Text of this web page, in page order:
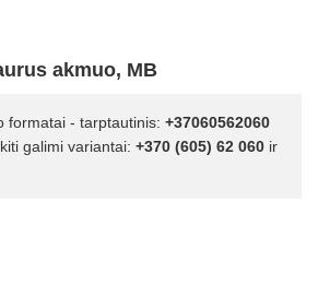
akmuo, MB
formatai - tarptautinis: +37060562060
kiti galimi variantai: +370 (605) 62 060 ir